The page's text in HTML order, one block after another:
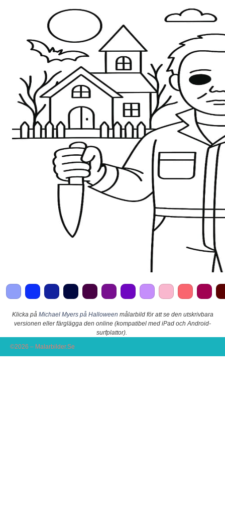
Klicka på Michael Myers på Halloween målarbild för att se den utskrivbara
versionen eller färglägga den online (kompatibel med iPad och Android-
surfplattor).
©2026 – Malarbilder.Se